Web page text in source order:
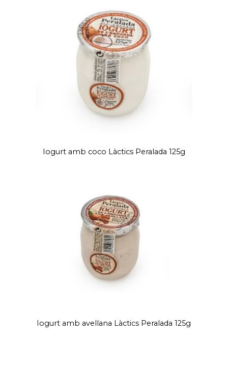
Iogurt amb coco Làctics Peralada 125g
Iogurt amb avellana Làctics Peralada 125g